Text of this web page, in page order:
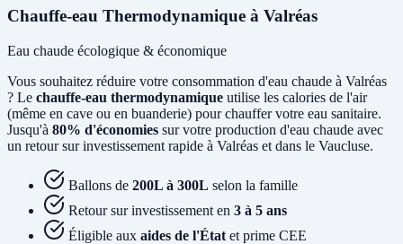
Chauffe-eau Thermodynamique à Valréas
Eau chaude écologique & économique
Vous souhaitez réduire votre consommation d'eau chaude à Valréas
? Le chauffe-eau thermodynamique utilise les calories de l'air
(même en cave ou en buanderie) pour chauffer votre eau sanitaire.
Jusqu'à 80% d'économies sur votre production d'eau chaude avec
un retour sur investissement rapide à Valréas et dans le Vaucluse.
Ballons de 200L à 300L selon la famille
Retour sur investissement en 3 à 5 ans
Éligible aux aides de l'État et prime CEE